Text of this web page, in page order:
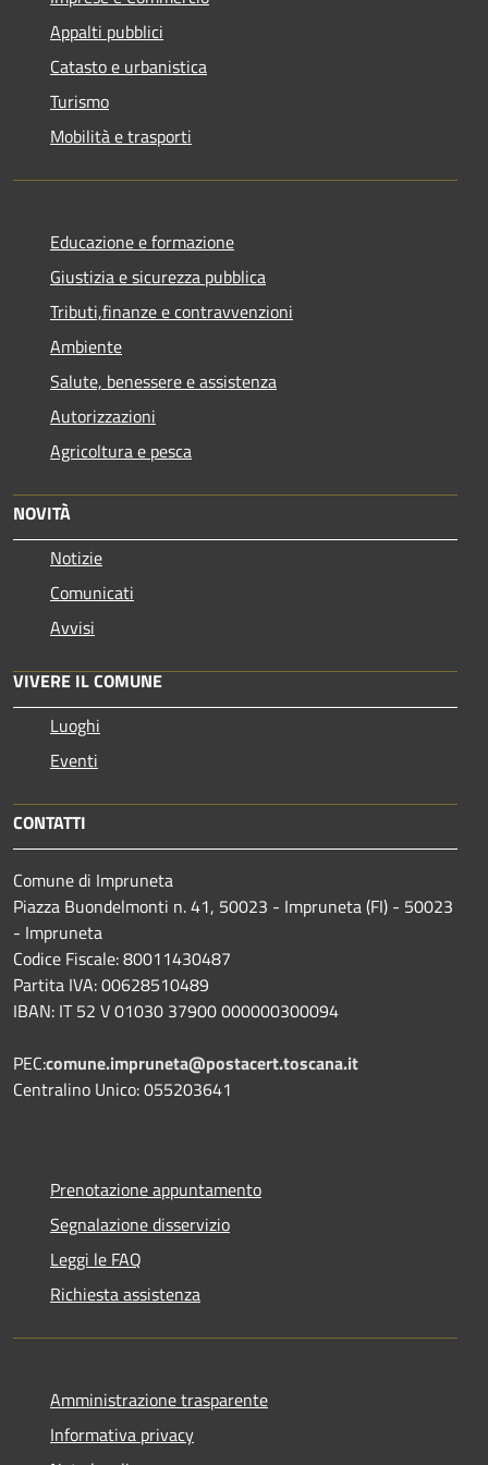
Appalti pubblici
Catasto e urbanistica
Turismo
Mobilità e trasporti
Educazione e formazione
Giustizia e sicurezza pubblica
Tributi,finanze e contravvenzioni
Ambiente
Salute, benessere e assistenza
Autorizzazioni
Agricoltura e pesca
NOVITÀ
Notizie
Comunicati
Avvisi
VIVERE IL COMUNE
Luoghi
Eventi
CONTATTI
Comune di Impruneta
Piazza Buondelmonti n. 41, 50023 - Impruneta (FI) - 50023
- Impruneta
Codice Fiscale: 80011430487
Partita IVA: 00628510489
IBAN: IT 52 V 01030 37900 000000300094
PEC:comune.impruneta@postacert.toscana.it
Centralino Unico: 055203641
Prenotazione appuntamento
Segnalazione disservizio
Leggi le FAQ
Richiesta assistenza
Amministrazione trasparente
Informativa privacy